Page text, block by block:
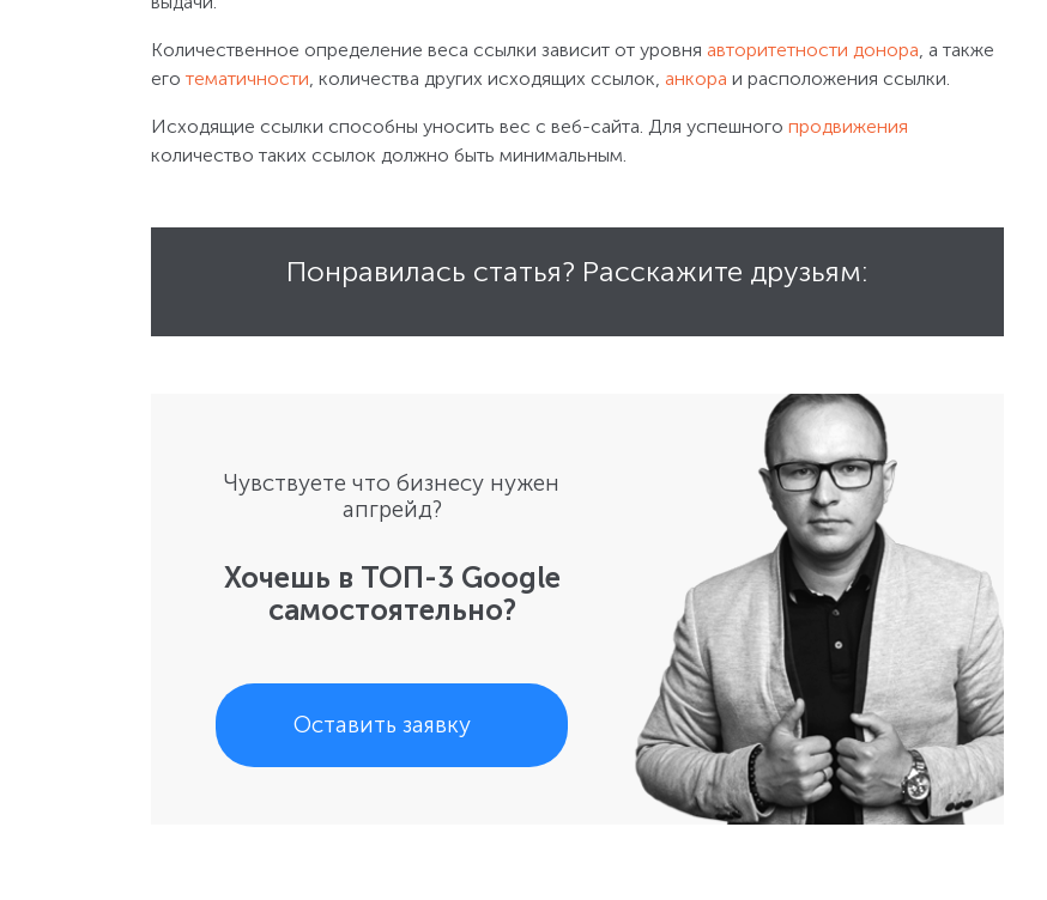
Количественное определение веса ссылки зависит от уровня авторитетности донора , а также
его тематичности , количества других исходящих ссылок, анкора и расположения ссылки.
Исходящие ссылки способны уносить вес с веб-сайта. Для успешного продвижения
количество таких ссылок должно быть минимальным.
Понравилась статья? Расскажите друзьям:
Чувствуете что бизнесу нужен
апгрейд?
Хочешь в ТОП-3 Google
самостоятельно?
Оставить заявку